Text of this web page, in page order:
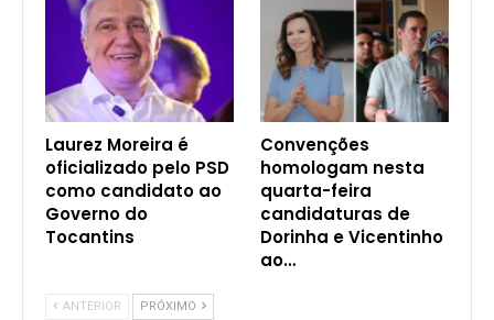
Laurez Moreira é
oficializado pelo PSD
como candidato ao
Governo do
Tocantins
Convenções
homologam nesta
quarta-feira
candidaturas de
Dorinha e Vicentinho
ao…
ANTERIOR PRÓXIMO